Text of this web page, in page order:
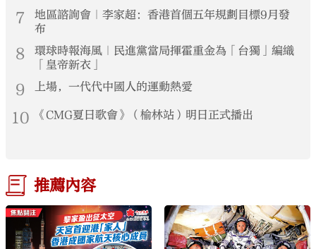
7
地區諮詢會｜李家超：香港首個五年規劃目標9月發
布
8
環球時報海風｜民進黨當局揮霍重金為「台獨」編織
「皇帝新衣」
9 上場，一代代中國人的運動熱愛
10 《CMG夏日歌會》（榆林站）明日正式播出
推薦內容